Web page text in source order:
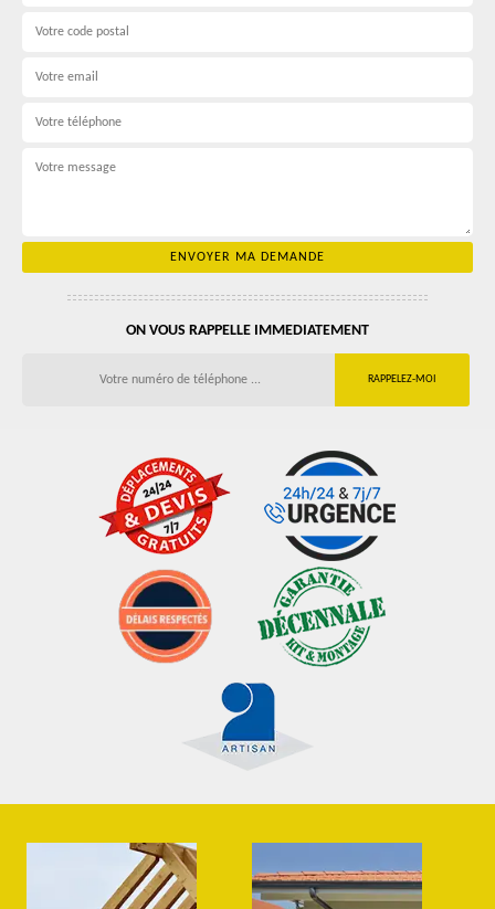
ON VOUS RAPPELLE IMMEDIATEMENT